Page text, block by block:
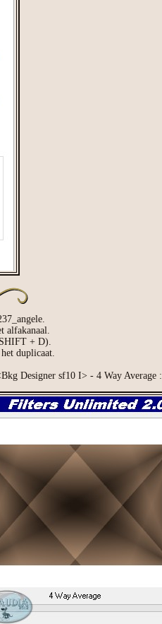
alfakanaal.
+ D).
duplicaat.
Designer sf10 I> - 4 Way Average :